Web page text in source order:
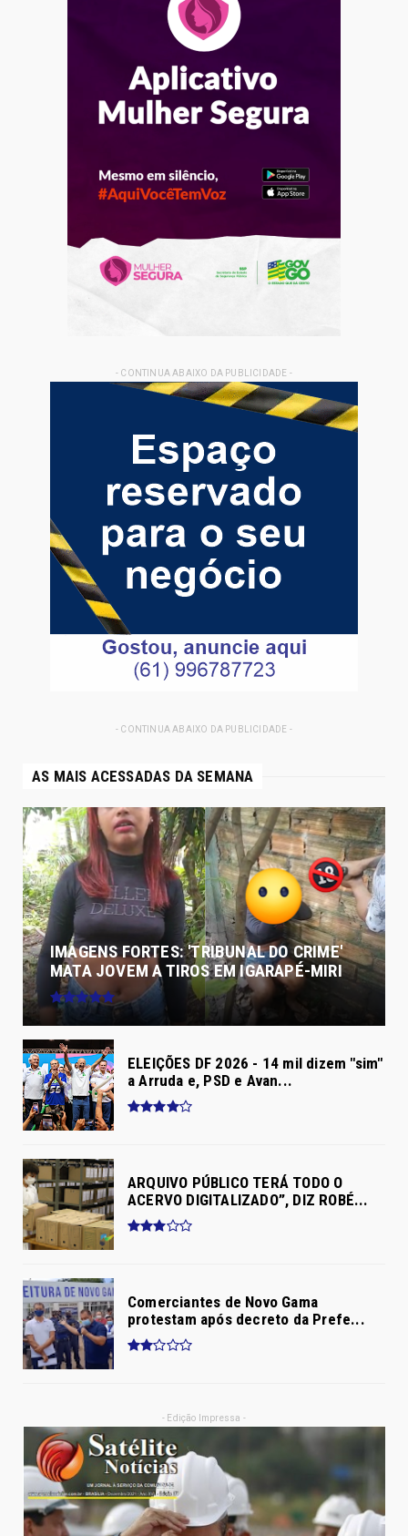
- CONTINUA ABAIXO DA PUBLICIDADE -
- CONTINUA ABAIXO DA PUBLICIDADE -
AS MAIS ACESSADAS DA SEMANA
IMAGENS FORTES: 'TRIBUNAL DO CRIME'
MATA JOVEM A TIROS EM IGARAPÉ-MIRI
ELEIÇÕES DF 2026 - 14 mil dizem "sim"
a Arruda e, PSD e Avan...
ARQUIVO PÚBLICO TERÁ TODO O
ACERVO DIGITALIZADO”, DIZ ROBÉ...
Comerciantes de Novo Gama
protestam após decreto da Prefe...
- Edição Impressa -